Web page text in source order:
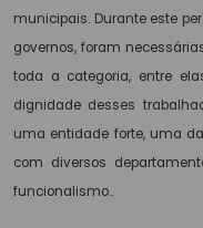
municipais. Durante este
governos, foram
toda a categoria, entre
dignidade desses
uma entidade forte, uma
com diversos
funcionalismo..